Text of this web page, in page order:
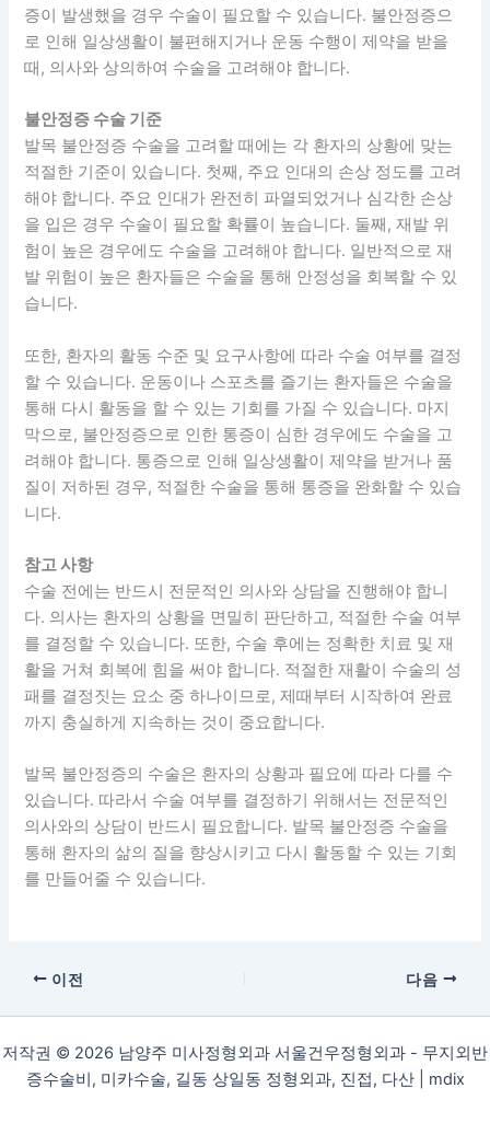
증이 발생했을 경우 수술이 필요할 수 있습니다. 불안정증으
로 인해 일상생활이 불편해지거나 운동 수행이 제약을 받을
때, 의사와 상의하여 수술을 고려해야 합니다.
불안정증 수술 기준
발목 불안정증 수술을 고려할 때에는 각 환자의 상황에 맞는
적절한 기준이 있습니다. 첫째, 주요 인대의 손상 정도를 고려
해야 합니다. 주요 인대가 완전히 파열되었거나 심각한 손상
을 입은 경우 수술이 필요할 확률이 높습니다. 둘째, 재발 위
험이 높은 경우에도 수술을 고려해야 합니다. 일반적으로 재
발 위험이 높은 환자들은 수술을 통해 안정성을 회복할 수 있
습니다.
또한, 환자의 활동 수준 및 요구사항에 따라 수술 여부를 결정
할 수 있습니다. 운동이나 스포츠를 즐기는 환자들은 수술을
통해 다시 활동을 할 수 있는 기회를 가질 수 있습니다. 마지
막으로, 불안정증으로 인한 통증이 심한 경우에도 수술을 고
려해야 합니다. 통증으로 인해 일상생활이 제약을 받거나 품
질이 저하된 경우, 적절한 수술을 통해 통증을 완화할 수 있습
니다.
참고 사항
수술 전에는 반드시 전문적인 의사와 상담을 진행해야 합니
다. 의사는 환자의 상황을 면밀히 판단하고, 적절한 수술 여부
를 결정할 수 있습니다. 또한, 수술 후에는 정확한 치료 및 재
활을 거쳐 회복에 힘을 써야 합니다. 적절한 재활이 수술의 성
패를 결정짓는 요소 중 하나이므로, 제때부터 시작하여 완료
까지 충실하게 지속하는 것이 중요합니다.
발목 불안정증의 수술은 환자의 상황과 필요에 따라 다를 수
있습니다. 따라서 수술 여부를 결정하기 위해서는 전문적인
의사와의 상담이 반드시 필요합니다. 발목 불안정증 수술을
통해 환자의 삶의 질을 향상시키고 다시 활동할 수 있는 기회
를 만들어줄 수 있습니다.
이전 다음
저작권 © 2026 남양주 미사정형외과 서울건우정형외과 - 무지외반
증수술비, 미카수술, 길동 상일동 정형외과, 진접, 다산 | mdix